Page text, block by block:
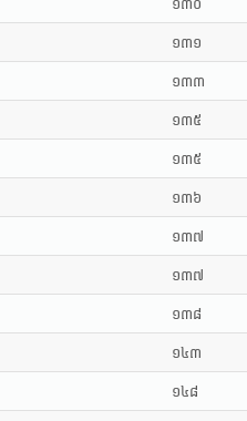
១៣០
១៣១
១៣៣
១៣៥
១៣៥
១៣៦
១៣៧
១៣៧
១៣៨
១៤៣
១៤៨